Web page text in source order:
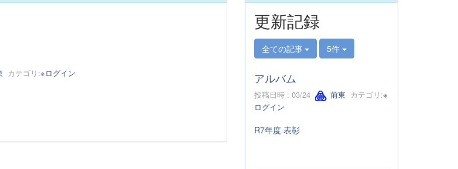
カテゴリ:※ログイン
更新記録
全ての記事 5件
アルバム
投稿日時 : 03/24 前東 カテゴリ:※
ログイン
R7年度 表彰